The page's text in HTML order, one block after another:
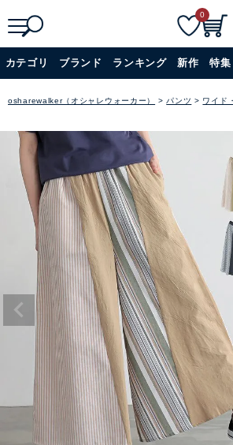
詳細検索
0
カテゴリ ブランド ランキング 新作 特集
osharewalker（オシャレウォーカー） パンツ ワイド